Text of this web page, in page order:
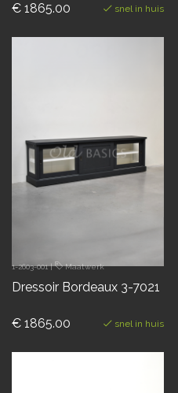
€ 1865.00
snel in huis
1-2603-001| Maatwerk
Dressoir Bordeaux 3-7021
€ 1865.00 snel in huis